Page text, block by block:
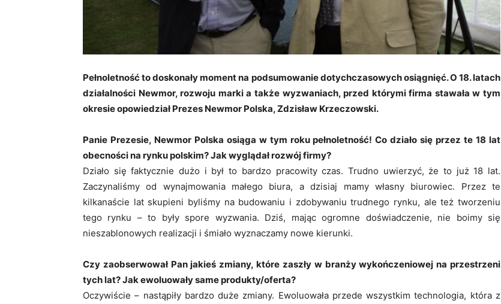
Pełnoletność to doskonały moment na podsumowanie dotychczasowych osiągnięć. O 18. latach
działalności Newmor, rozwoju marki a także wyzwaniach, przed którymi firma stawała w tym
okresie opowiedział Prezes Newmor Polska, Zdzisław Krzeczowski.
Panie Prezesie, Newmor Polska osiąga w tym roku pełnoletność! Co działo się przez te 18 lat
obecności na rynku polskim? Jak wyglądał rozwój firmy?
Działo się faktycznie dużo i był to bardzo pracowity czas. Trudno uwierzyć, że to już 18 lat.
Zaczynaliśmy od wynajmowania małego biura, a dzisiaj mamy własny biurowiec. Przez te
kilkanaście lat skupieni byliśmy na budowaniu i zdobywaniu trudnego rynku, ale też tworzeniu
tego rynku – to były spore wyzwania. Dziś, mając ogromne doświadczenie, nie boimy się
nieszablonowych realizacji i śmiało wyznaczamy nowe kierunki.
Czy zaobserwował Pan jakieś zmiany, które zaszły w branży wykończeniowej na przestrzeni
tych lat? Jak ewoluowały same produkty/oferta?
Oczywiście – nastąpiły bardzo duże zmiany. Ewoluowała przede wszystkim technologia, która z